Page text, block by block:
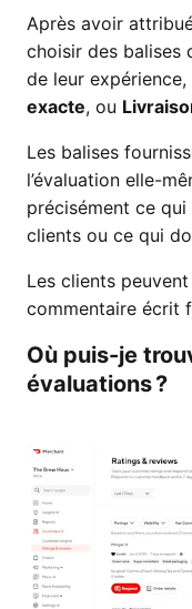
Après avoir
choisir des balises
de leur
exacte, ou
Les balises
l’évaluation elle-
précisément ce
clients ou ce qui
Les clients
commentaire écrit
Où puis-je
évaluations ?